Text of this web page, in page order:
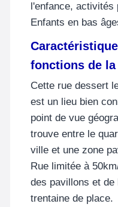
l'enfance, activités
Enfants en bas
fonctions de la
Cette rue dessert
est un lieu bien
point de vue
trouve entre le
ville et une zone
Rue limitée à
des pavillons et de
trentaine de place.